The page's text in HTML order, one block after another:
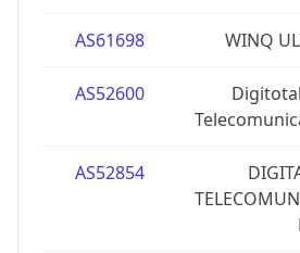
AS61698 WINQ
AS52600
AS52854